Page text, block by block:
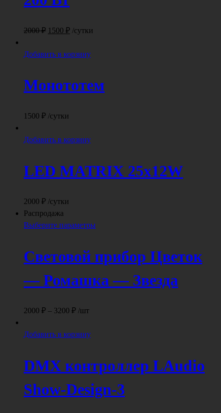
2000₽ Первоначальная
составляла
1500 ₽Текущая
1500 ₽.
/сутки
Добавить в корзину
Монототем
1500 ₽ /сутки
Добавить в корзину
LED MATRIX 25x12W
2000 ₽ /сутки
Распродажа
Выберите параметрыЭтот
несколько
Опции
Световой прибор Цветок
— Ромашка — Звезда
2000 ₽ – 3200 ₽Диапазон
2000 ₽
/шт
Добавить в корзину
DMX контроллер LAudio
Show-Design-3